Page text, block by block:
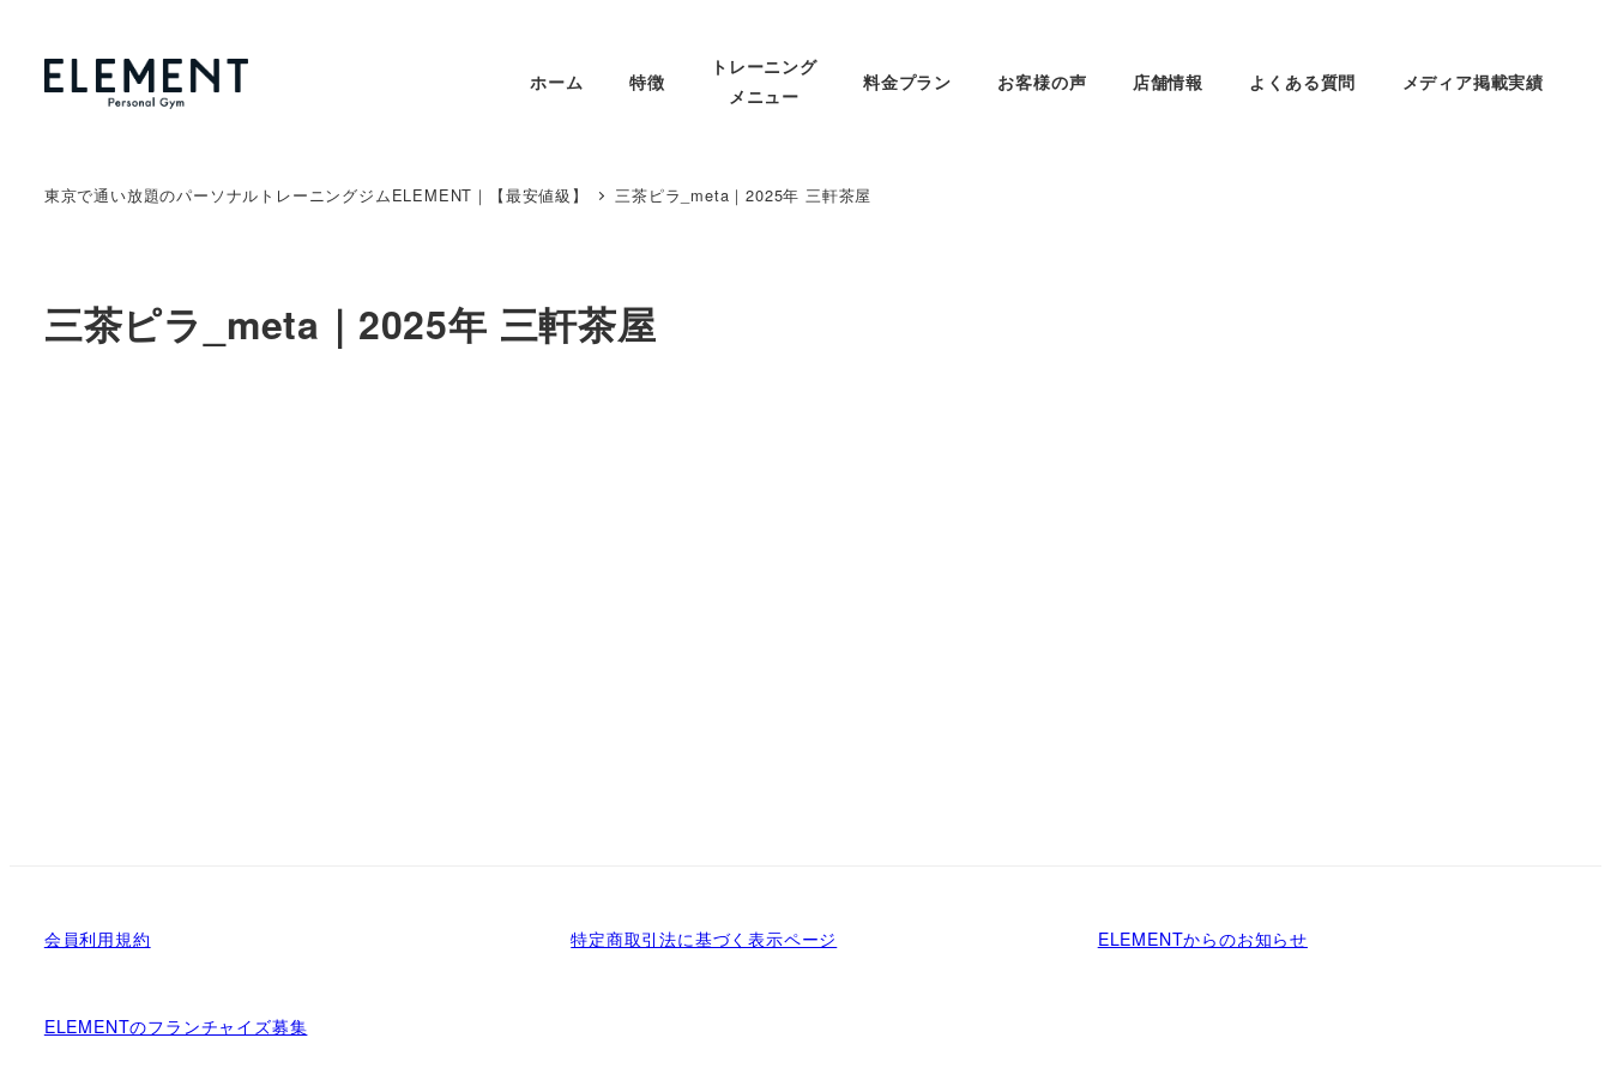
ホーム 特徴
トレーニング
メニュー
料金プラン お客様の声 店舗情報 よくある質問 メディア掲載実績
東京で通い放題のパーソナルトレーニングジムELEMENT｜【最安値級】 三茶ピラ_meta｜2025年 三軒茶屋
三茶ピラ_meta｜2025年 三軒茶屋
会員利用規約 特定商取引法に基づく表示ページ ELEMENTからのお知らせ
ELEMENTのフランチャイズ募集